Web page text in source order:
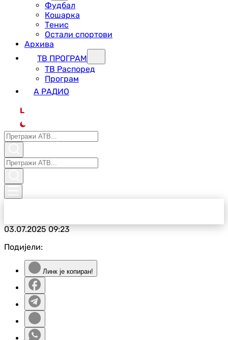
Фудбал
Кошарка
Тенис
Остали спортови
Архива
ТВ ПРОГРАМ
ТВ Распоред
Програм
А РАДИО
L
03.07.202509:23
Подијели:
Линк је копиран!